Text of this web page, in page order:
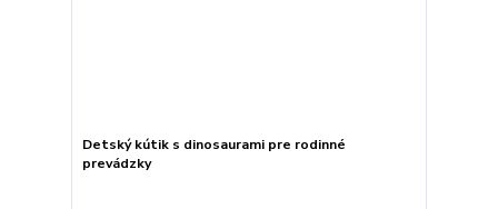
Detský kútik s dinosaurami pre rodinné
prevádzky